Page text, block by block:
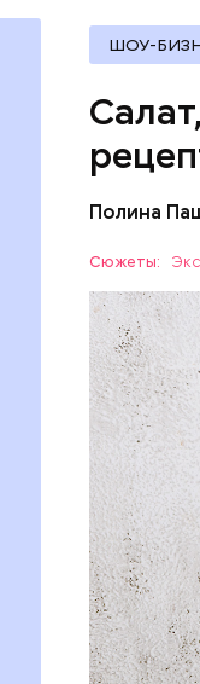
ШОУ-
Полина
Сюжеты:
ЕДА
— В